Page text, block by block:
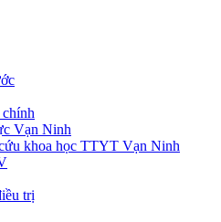
Vạn Ninh
khoa học TTYT Vạn Ninh
trị